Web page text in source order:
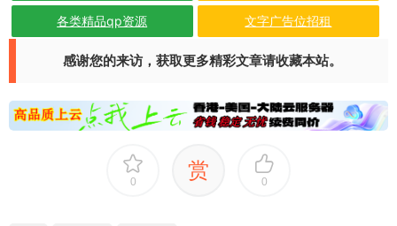
各类精品qp资源 文字广告位招租
感谢您的来访，获取更多精彩文章请收藏本站。
0 赏 0